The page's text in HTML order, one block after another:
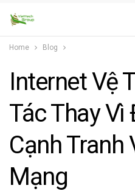
Home Blog
Internet Vệ
Tác Thay
Cạnh Tranh
Mạng